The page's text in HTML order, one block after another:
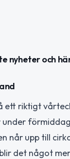
nyheter och
ett riktigt
når upp till
det något